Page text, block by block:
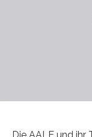
Die AALE und ihr